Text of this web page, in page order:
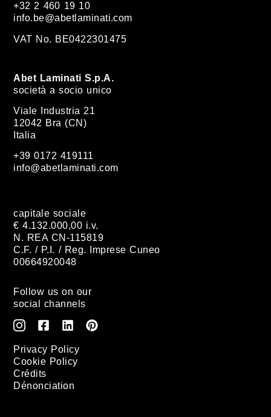
+32 2 460 19 10
info.be@abetlaminati.com
VAT No. BE0422301475
Abet Laminati S.p.A.
società a socio unico
Viale Industria 21
12042 Bra (CN)
Italia
+39 0172 419111
info@abetlaminati.com
capitale sociale
€ 4.132.000,00 i.v.
N. REA CN-115819
C.F. / P.I. / Reg. Imprese Cuneo
00664920048
Follow us on our
social channels
Privacy Policy
Cookie Policy
Crédits
Dénonciation